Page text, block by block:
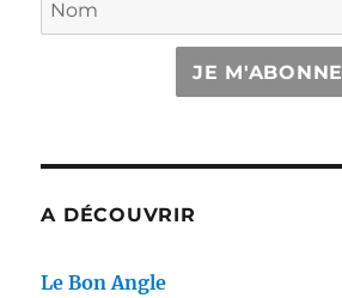
JE M'ABONNE
A DÉCOUVRIR
Le Bon Angle